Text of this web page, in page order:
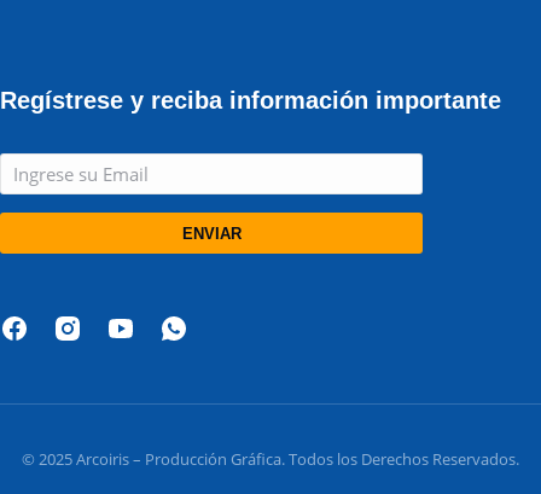
Regístrese y reciba información importante
ENVIAR
© 2025 Arcoiris – Producción Gráfica. Todos los Derechos Reservados.